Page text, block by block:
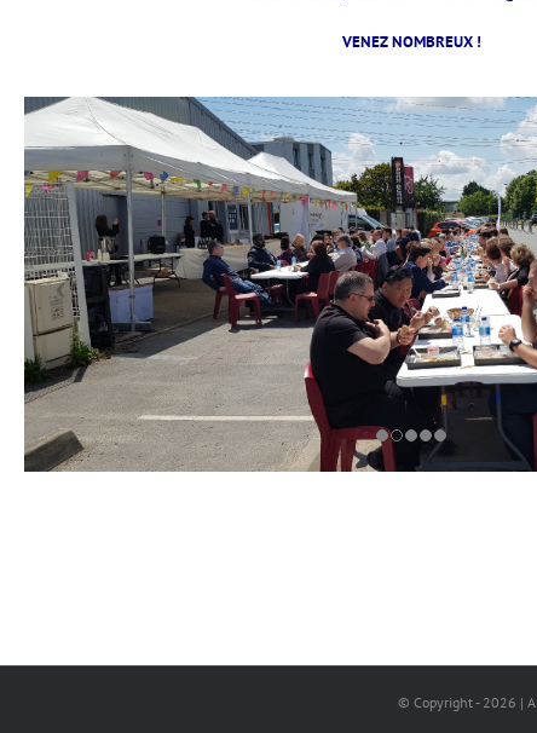
VENEZ NOMBREUX !
© Copyright - 2026 |